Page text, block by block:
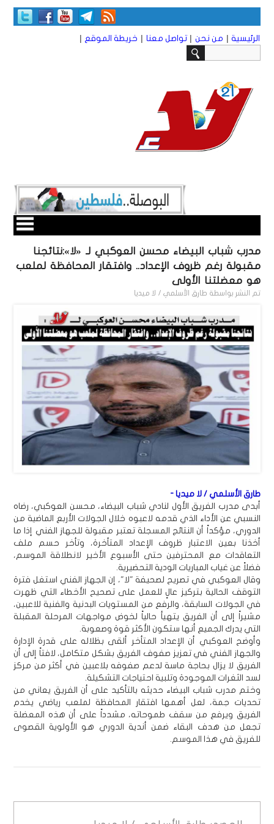
الرئيسية | من نحن | تواصل معنا | خريطة الموقع |
مدرب شباب البيضاء محسن العوكبي لـ «لا»:نتائجنا
مقبولة رغم ظروف الإعداد.. وافتقار المحافظة لملعب
هو معضلتنا الأولى
تم النشر بواسطة طارق الأسلمي / لا ميديا
طارق الأسلمي / لا ميديا -
أبدى مدرب الفريق الأول لنادي شباب البيضاء، محسن العوكبي، رضاه
النسبي عن الأداء الذي قدمه لاعبوه خلال الجولات الأربع الماضية من
الدوري، مؤكداً أن النتائج المسجلة تعتبر مقبولة للجهاز الفني إذا ما
أخذنا بعين الاعتبار ظروف الإعداد المتأخرة، وتأخر حسم ملف
التعاقدات مع المحترفين حتى الأسبوع الأخير لانطلاقة الموسم،
فضلاً عن غياب المباريات الودية التحضيرية.
وقال العوكبي في تصريح لصحيفة "لا"، إن الجهاز الفني استغل فترة
التوقف الحالية بتركيز عالٍ للعمل على تصحيح الأخطاء التي ظهرت
في الجولات السابقة، والرفع من المستويات البدنية والفنية للاعبين،
مشيراً إلى أن الفريق يتهيأ حالياً لخوض مواجهات المرحلة المقبلة
التي يدرك الجميع أنها ستكون الأكثر قوة وصعوبة.
وأوضح العوكبي أن الإعداد المتأخر ألقى بظلاله على قدرة الإدارة
والجهاز الفني في تعزيز صفوف الفريق بشكل متكامل، لافتاً إلى أن
الفريق لا يزال بحاجة ماسة لدعم صفوفه بلاعبين في أكثر من مركز
لسد الثغرات الموجودة وتلبية احتياجات التشكيلة.
وختم مدرب شباب البيضاء حديثه بالتأكيد على أن الفريق يعاني من
تحديات جمة، لعل أهمها افتقار المحافظة لملعب رياضي يخدم
الفريق ويرفع من سقف طموحاته، مشدداً على أن هذه المعضلة
تجعل من هدف البقاء ضمن أندية الدوري هو الأولوية القصوى
للفريق في هذا الموسم.